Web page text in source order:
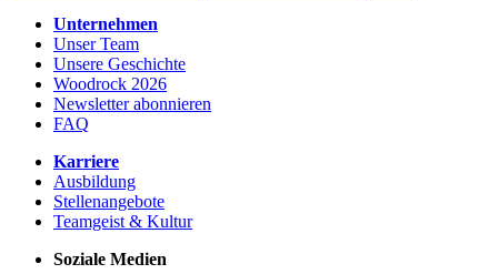
Unternehmen
Unser Team
Unsere Geschichte
Woodrock 2026
Newsletter abonnieren
FAQ
Karriere
Ausbildung
Stellenangebote
Teamgeist & Kultur
Soziale Medien